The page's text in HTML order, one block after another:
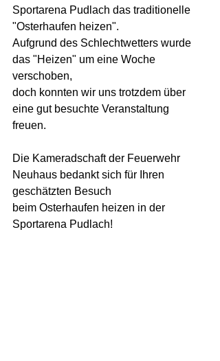
Sportarena Pudlach das traditionelle
"Osterhaufen heizen".
Aufgrund des Schlechtwetters wurde
das "Heizen" um eine Woche
verschoben,
doch konnten wir uns trotzdem über
eine gut besuchte Veranstaltung
freuen.
Die Kameradschaft der Feuerwehr
Neuhaus bedankt sich für Ihren
geschätzten Besuch
beim Osterhaufen heizen in der
Sportarena Pudlach!